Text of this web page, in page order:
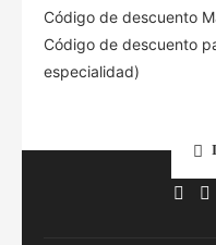
Código de descuento
Código de descuento
especialidad)